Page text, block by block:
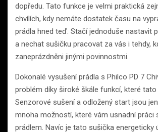
dopředu. Tato funkce je velmi praktická
chvílích, kdy nemáte dostatek času na
prádla hned teď. Stačí jednoduše nastavit
a nechat sušičku pracovat za vás i tehdy,
zaneprázdněni jinými povinnostmi.
Dokonalé vysušení prádla s Philco PD 7
problém díky široké škále funkcí, které
Senzorové sušení a odložený start jsou
mnoha možností, které vám usnadní práci
prádlem. Navíc je tato sušička energeticky